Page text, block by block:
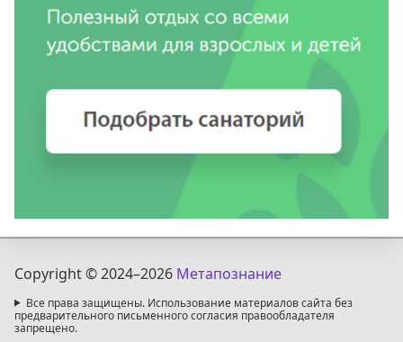
Copyright © 2024–2026 Метапознание
Все права защищены. Использование материалов сайта без
предварительного письменного согласия правообладателя
запрещено.